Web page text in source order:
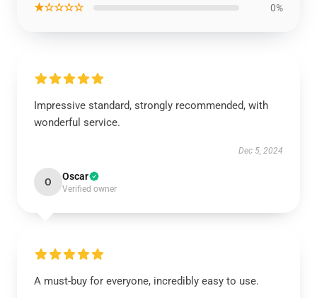
★☆☆☆☆ 0%
Impressive standard, strongly recommended, with
wonderful service.
Dec 5, 2024
O Oscar
Verified owner
A must-buy for everyone, incredibly easy to use.